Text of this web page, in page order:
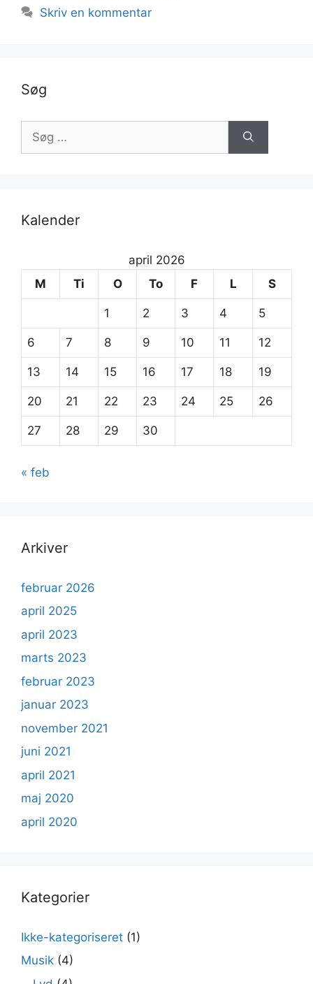
Skriv en kommentar
Søg
Søg
efter:
Kalender
april 2026
M
Ti O To F L S
1 2 3 4 5
6 7 8 9 10 11 12
13 14 15 16 17 18 19
20 21 22 23 24 25 26
27 28 29 30
« feb
Arkiver
februar 2026
april 2025
april 2023
marts 2023
februar 2023
januar 2023
november 2021
juni 2021
april 2021
maj 2020
april 2020
Kategorier
Ikke-kategoriseret (1)
Musik (4)